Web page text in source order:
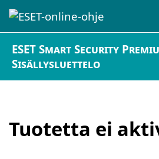
ESET Smart Security
Sisällysluettelo
Tuotetta ei